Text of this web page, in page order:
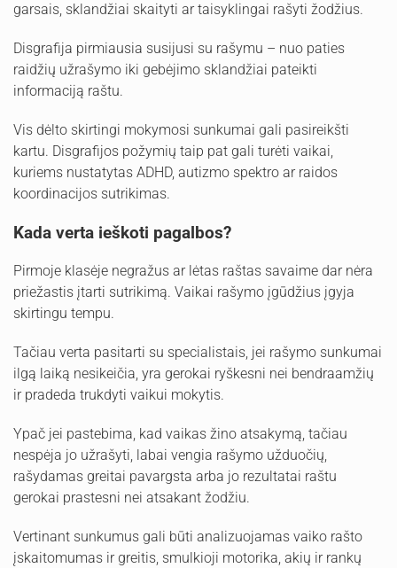
garsais, sklandžiai skaityti ar taisyklingai rašyti žodžius.
Disgrafija pirmiausia susijusi su rašymu – nuo paties
raidžių užrašymo iki gebėjimo sklandžiai pateikti
informaciją raštu.
Vis dėlto skirtingi mokymosi sunkumai gali pasireikšti
kartu. Disgrafijos požymių taip pat gali turėti vaikai,
kuriems nustatytas ADHD, autizmo spektro ar raidos
koordinacijos sutrikimas.
Kada verta ieškoti pagalbos?
Pirmoje klasėje negražus ar lėtas raštas savaime dar nėra
priežastis įtarti sutrikimą. Vaikai rašymo įgūdžius įgyja
skirtingu tempu.
Tačiau verta pasitarti su specialistais, jei rašymo sunkumai
ilgą laiką nesikeičia, yra gerokai ryškesni nei bendraamžių
ir pradeda trukdyti vaikui mokytis.
Ypač jei pastebima, kad vaikas žino atsakymą, tačiau
nespėja jo užrašyti, labai vengia rašymo užduočių,
rašydamas greitai pavargsta arba jo rezultatai raštu
gerokai prastesni nei atsakant žodžiu.
Vertinant sunkumus gali būti analizuojamas vaiko rašto
įskaitomumas ir greitis, smulkioji motorika, akių ir rankų